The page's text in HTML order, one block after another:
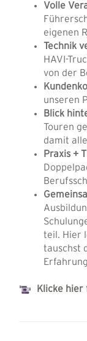
Volle
eigenen
Technik
HAVI-
von der
unseren
Blick
Touren
damit
Praxis +
teil. Hier
tauschst
Klicke hier